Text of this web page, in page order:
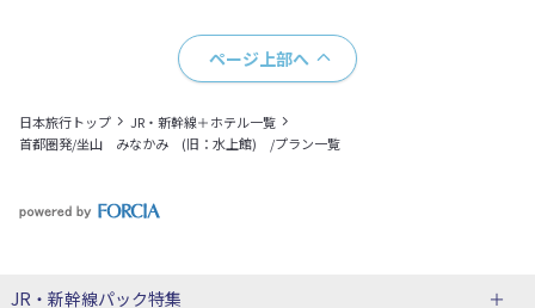
ページ上部へ
日本旅行トップ
JR・新幹線＋ホテル一覧
首都圏発/坐山 みなかみ (旧：水上館) /プラン一覧
JR・新幹線パック特集